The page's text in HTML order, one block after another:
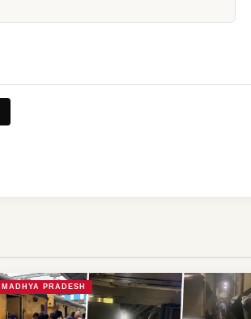
MADHYA PRADESH